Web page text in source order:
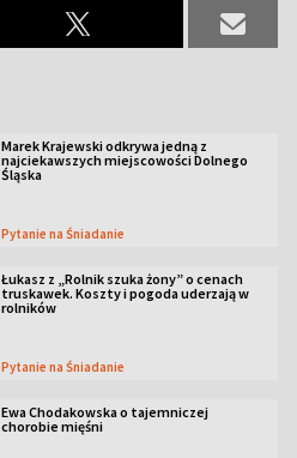
Marek Krajewski odkrywa jedną z
najciekawszych miejscowości Dolnego
Śląska
Pytanie na Śniadanie
Łukasz z „Rolnik szuka żony” o cenach
truskawek. Koszty i pogoda uderzają w
rolników
Pytanie na Śniadanie
Ewa Chodakowska o tajemniczej
chorobie mięśni